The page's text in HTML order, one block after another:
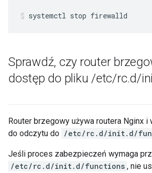
systemctl stop firewalld
Sprawdź, czy router
dostęp do pliku /etc/rc.d/
Router brzegowy używa routera Nginx i
do odczytu do /etc/rc.d/init.d/
Jeśli proces zabezpieczeń wymaga
/etc/rc.d/init.d/functions , nie